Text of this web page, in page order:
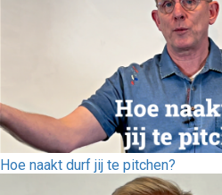
Hoe naakt durf jij te pitchen?